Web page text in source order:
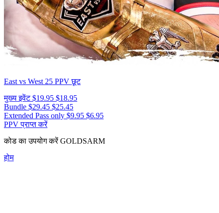
East vs West 25 PPV छूट
मुख्य इवेंट$19.95 $18.95
Bundle $29.45 $25.45
Extended Pass only $9.95 $6.95
PPV प्राप्त करें
कोड का उपयोग करेंGOLDSARM
होम